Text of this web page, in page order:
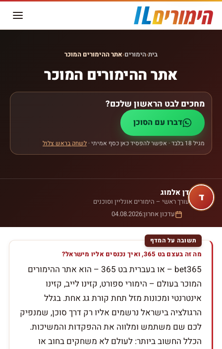
בית‹הימורים‹אתר ההימורים המוכר
אתר ההימורים המוכר
מחכים לבט הראשון שלכם?
דברו עם הסוכן
מגיל 18 בלבד · אפשר להפסיד כאן כסף אמיתי · לשחק בראש צלול
ד דן אלמוג
עורך ראשי – הימורים אונליין וסוכנים
עדכון אחרון:04.08.2026
מה זה בעצם בט 365, ואיך נכנסים אליו מישראל?
bet365 – או בעברית בט 365 – הוא אתר ההימורים
המוכר בעולם – הימורי ספורט, קזינו לייב, קזינו
אינטרנטי ומכונות מזל תחת קורת גג אחת. בגלל
הרגולציה בישראל נרשמים אליו רק דרך סוכן, שמנפיק
לכם שם משתמש ומלווה את ההפקדות והמשיכות.
הכלל החשוב ביותר: לעולם לא משחקים בחוב או